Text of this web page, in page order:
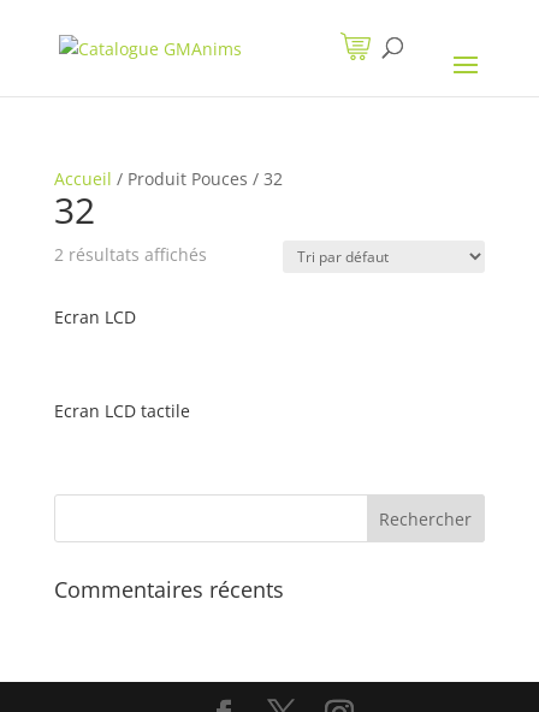
Accueil / Produit Pouces / 32
32
2 résultats affichés
Ecran LCD
Ecran LCD tactile
Commentaires récents